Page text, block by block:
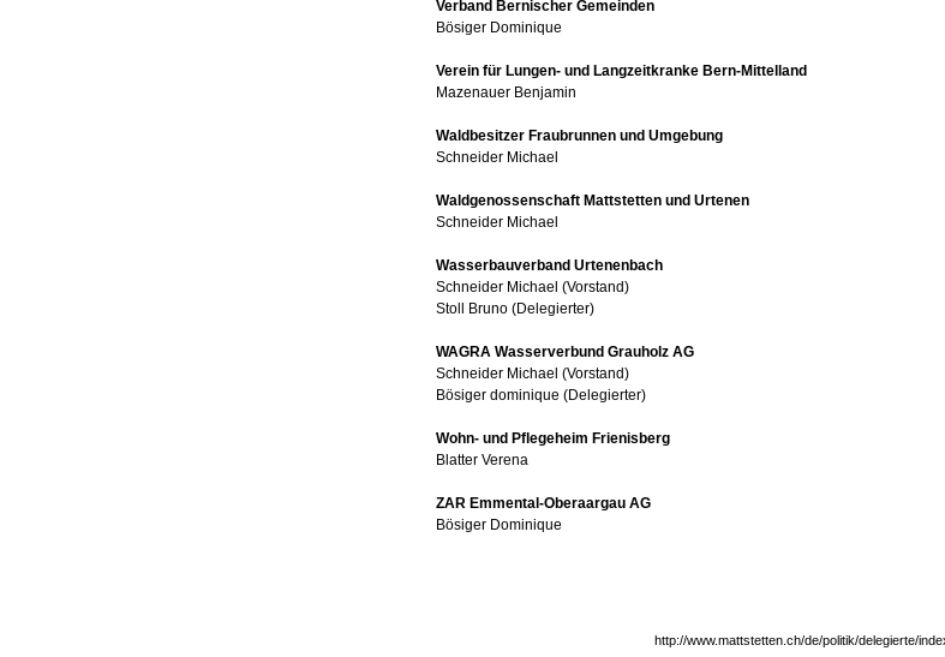
Verband Bernischer Gemeinden
Bösiger Dominique
Verein für Lungen- und Langzeitkranke Bern-Mittelland
Mazenauer Benjamin
Waldbesitzer Fraubrunnen und Umgebung
Schneider Michael
Waldgenossenschaft Mattstetten und Urtenen
Schneider Michael
Wasserbauverband Urtenenbach
Schneider Michael (Vorstand)
Stoll Bruno (Delegierter)
WAGRA Wasserverbund Grauholz AG
Schneider Michael (Vorstand)
Bösiger dominique (Delegierter)
Wohn- und Pflegeheim Frienisberg
Blatter Verena
ZAR Emmental-Oberaargau AG
Bösiger Dominique
http://www.mattstetten.ch/de/politik/delegierte/